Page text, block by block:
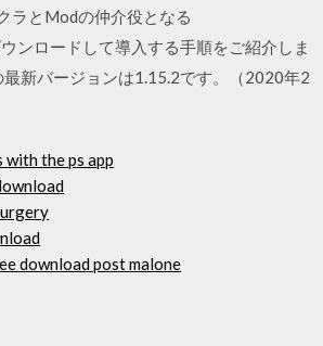
ラとModの仲介役となる
ンロードして導入する手順をご紹介しま
新バージョンは1.15.2です。（2020年2
with the ps app
download post malone